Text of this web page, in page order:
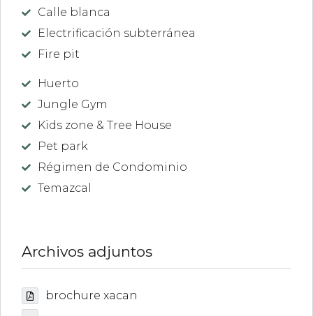
Calle blanca
Electrificación subterránea
Fire pit
Huerto
Jungle Gym
Kids zone & Tree House
Pet park
Régimen de Condominio
Temazcal
Archivos adjuntos
brochure xacan